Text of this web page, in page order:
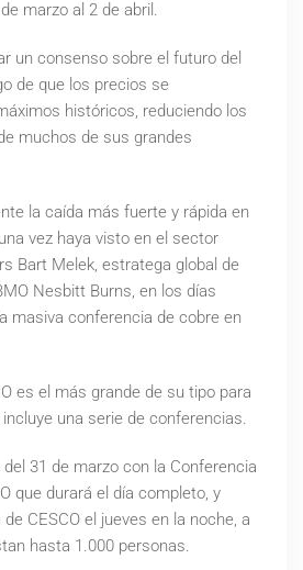
marzo al 2 de abril.
un consenso sobre el futuro del
de que los precios se
históricos, reduciendo los
muchos de sus grandes
la caída más fuerte y rápida en
vez haya visto en el sector
Bart Melek, estratega global de
Nesbitt Burns, en los días
masiva conferencia de cobre en
es el más grande de su tipo para
una serie de conferencias.
31 de marzo con la Conferencia
que durará el día completo, y
CESCO el jueves en la noche, a
hasta 1.000 personas.